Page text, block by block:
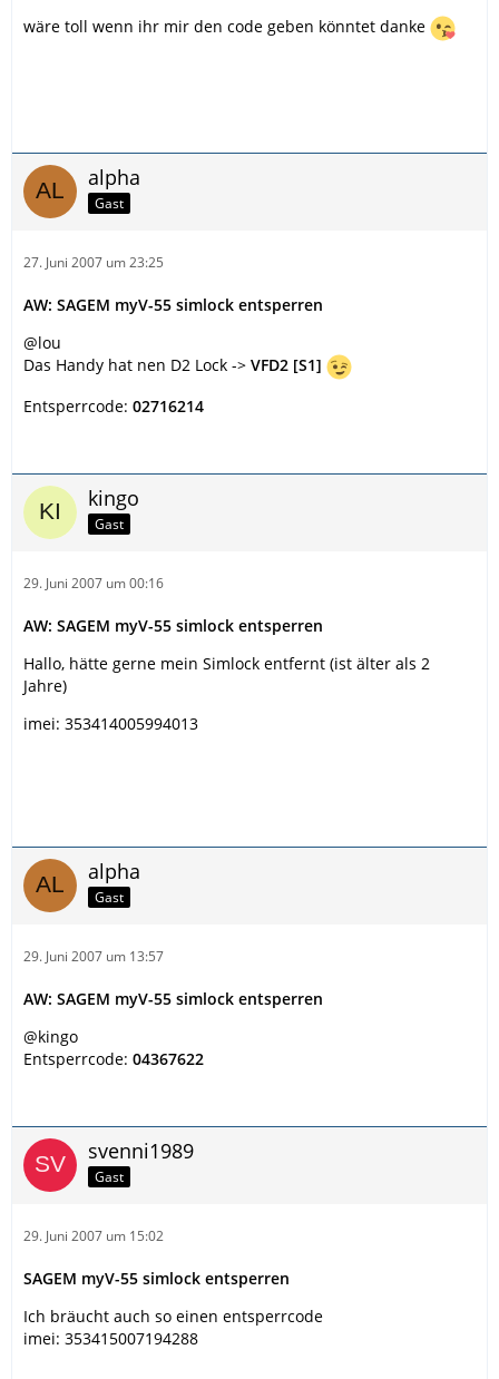
wäre toll wenn ihr mir den code geben könntet danke
alpha
Gast
27. Juni 2007 um 23:25
AW: SAGEM myV-55 simlock entsperren
@lou
Das Handy hat nen D2 Lock -> VFD2 [S1]
Entsperrcode: 02716214
kingo
Gast
29. Juni 2007 um 00:16
AW: SAGEM myV-55 simlock entsperren
Hallo, hätte gerne mein Simlock entfernt (ist älter als 2
Jahre)
imei: 353414005994013
alpha
Gast
29. Juni 2007 um 13:57
AW: SAGEM myV-55 simlock entsperren
@kingo
Entsperrcode: 04367622
svenni1989
Gast
29. Juni 2007 um 15:02
SAGEM myV-55 simlock entsperren
Ich bräucht auch so einen entsperrcode
imei: 353415007194288